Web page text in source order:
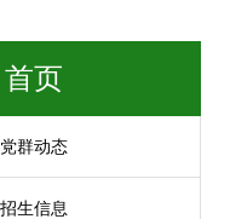
首页
党群动态
招生信息